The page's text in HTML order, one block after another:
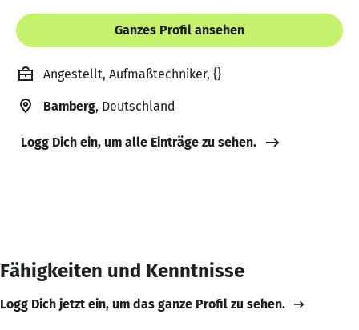
Ganzes Profil ansehen
Angestellt, Aufmaßtechniker, {}
Bamberg, Deutschland
Logg Dich ein, um alle Einträge zu sehen.
Fähigkeiten und Kenntnisse
Logg Dich jetzt ein, um das ganze Profil zu sehen.